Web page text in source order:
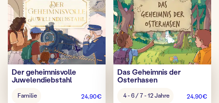
Der geheimnisvolle
Juwelendiebstahl
Spiel:
Familie 24,90€
Das Geheimnis der
Osterhasen
Spiel:
4 - 6 / 7 - 12 Jahre 24,90€